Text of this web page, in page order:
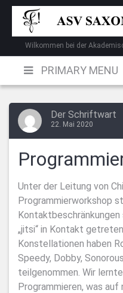
Skip
content
Wilkommen bei der
PRIMARY MENU
Der Schriftwart
22. Mai 2020
Unter der Leitung von
Programmierworkshop
„jitsi“ in Kontakt
Konstellationen haben
Speedy, Dobby,
teilgenommen. Wir
Programmieren, was auf